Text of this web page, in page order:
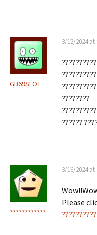
GB69SLOT
3/12/2024 at
????????
??????
????????????
3/16/2024 at
Please